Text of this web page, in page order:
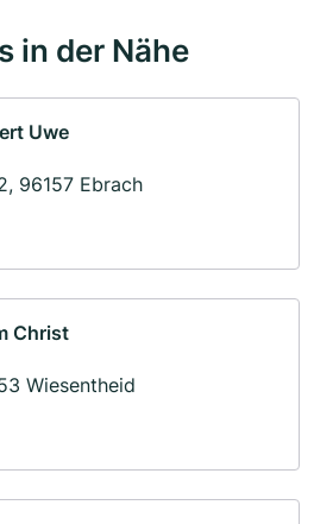
in der Nähe
Uwe
96157 Ebrach
Christ
Wiesentheid